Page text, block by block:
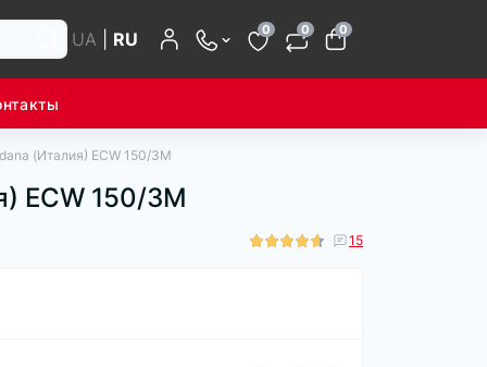
UA RU 0 0 0
(Италия) ECW 150/3M
ECW 150/3M
15